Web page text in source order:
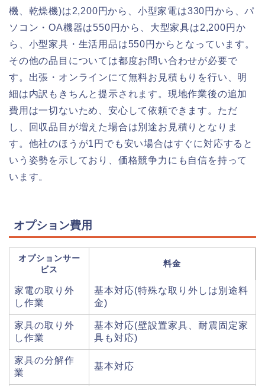
機、乾燥機)は2,200円から、小型家電は330円から、パ
ソコン・OA機器は550円から、大型家具は2,200円か
ら、小型家具・生活用品は550円からとなっています。
その他の品目については都度お問い合わせが必要で
す。出張・オンラインにて無料お見積もりを行い、明
細は内訳もきちんと提示されます。現地作業後の追加
費用は一切ないため、安心して依頼できます。ただ
し、回収品目が増えた場合は別途お見積りとなりま
す。他社のほうが1円でも安い場合はすぐに対応すると
いう姿勢を示しており、価格競争力にも自信を持って
います。
オプション費用
オプションサー
ビス
料金
家電の取り外
し作業
基本対応(特殊な取り外しは別途料
金)
家具の取り外
し作業
基本対応(壁設置家具、耐震固定家
具も対応)
家具の分解作
業
基本対応